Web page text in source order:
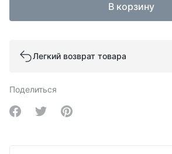
В корзину
Легкий возврат товара
Поделиться
Share on Facebook
Share on Twitter
Share on Pinterest